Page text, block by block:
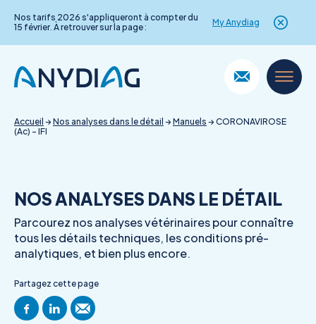
Nos tarifs 2026 s'appliqueront à compter du
15 février. À retrouver sur la page :
My Anydiag
content
Accueil →Nos analyses dans le détail →Manuels →CORONAVIROSE
(Ac) – IFI
NOS ANALYSES DANS LE DÉTAIL
Parcourez nos analyses vétérinaires pour connaître
tous les détails techniques, les conditions pré-
analytiques, et bien plus encore.
Partagez cette page